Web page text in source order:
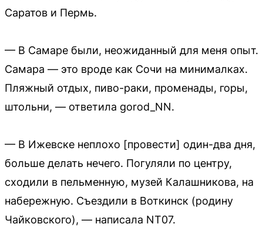
Саратов и Пермь.
— В Самаре были, неожиданный для меня опыт.
Самара — это вроде как Сочи на минималках.
Пляжный отдых, пиво-раки, променады, горы,
штольни, — ответила gorod_NN.
— В Ижевске неплохо [провести] один-два дня,
больше делать нечего. Погуляли по центру,
сходили в пельменную, музей Калашникова, на
набережную. Съездили в Воткинск (родину
Чайковского), — написала NT07.